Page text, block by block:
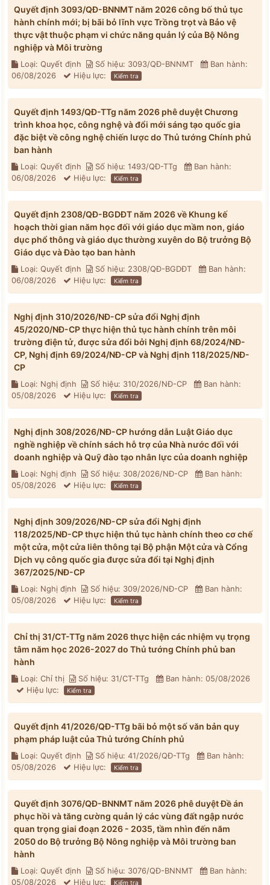
Quyết định 3093/QĐ-BNNMT năm 2026 công bố thủ tục
hành chính mới; bị bãi bỏ lĩnh vực Trồng trọt và Bảo vệ
thực vật thuộc phạm vi chức năng quản lý của Bộ Nông
nghiệp và Môi trường
Loại: Quyết định Số hiệu: 3093/QĐ-BNNMT
Ban hành:
06/08/2026
Hiệu lực: Kiểm tra
Quyết định 1493/QĐ-TTg năm 2026 phê duyệt Chương
trình khoa học, công nghệ và đổi mới sáng tạo quốc gia
đặc biệt về công nghệ chiến lược do Thủ tướng Chính phủ
ban hành
Loại: Quyết định Số hiệu: 1493/QĐ-TTg
Ban hành:
06/08/2026
Hiệu lực: Kiểm tra
Quyết định 2308/QĐ-BGDĐT năm 2026 về Khung kế
hoạch thời gian năm học đối với giáo dục mầm non, giáo
dục phổ thông và giáo dục thường xuyên do Bộ trưởng Bộ
Giáo dục và Đào tạo ban hành
Loại: Quyết định Số hiệu: 2308/QĐ-BGDĐT
Ban hành:
06/08/2026
Hiệu lực: Kiểm tra
Nghị định 310/2026/NĐ-CP sửa đổi Nghị định
45/2020/NĐ-CP thực hiện thủ tục hành chính trên môi
trường điện tử, được sửa đổi bởi Nghị định 68/2024/NĐ-
CP, Nghị định 69/2024/NĐ-CP và Nghị định 118/2025/NĐ-
CP
Loại: Nghị định Số hiệu: 310/2026/NĐ-CP
Ban hành:
05/08/2026
Hiệu lực: Kiểm tra
Nghị định 308/2026/NĐ-CP hướng dẫn Luật Giáo dục
nghề nghiệp về chính sách hỗ trợ của Nhà nước đối với
doanh nghiệp và Quỹ đào tạo nhân lực của doanh nghiệp
Loại: Nghị định Số hiệu: 308/2026/NĐ-CP
Ban hành:
05/08/2026
Hiệu lực: Kiểm tra
Nghị định 309/2026/NĐ-CP sửa đổi Nghị định
118/2025/NĐ-CP thực hiện thủ tục hành chính theo cơ chế
một cửa, một cửa liên thông tại Bộ phận Một cửa và Cổng
Dịch vụ công quốc gia được sửa đổi tại Nghị định
367/2025/NĐ-CP
Loại: Nghị định Số hiệu: 309/2026/NĐ-CP
Ban hành:
05/08/2026
Hiệu lực: Kiểm tra
Chỉ thị 31/CT-TTg năm 2026 thực hiện các nhiệm vụ trọng
tâm năm học 2026-2027 do Thủ tướng Chính phủ ban
hành
Loại: Chỉ thị Số hiệu: 31/CT-TTg
Ban hành: 05/08/2026
Hiệu lực:
Kiểm tra
Quyết định 41/2026/QĐ-TTg bãi bỏ một số văn bản quy
phạm pháp luật của Thủ tướng Chính phủ
Loại: Quyết định Số hiệu: 41/2026/QĐ-TTg
Ban hành:
05/08/2026
Hiệu lực: Kiểm tra
Quyết định 3076/QĐ-BNNMT năm 2026 phê duyệt Đề án
phục hồi và tăng cường quản lý các vùng đất ngập nước
quan trọng giai đoạn 2026 - 2035, tầm nhìn đến năm
2050 do Bộ trưởng Bộ Nông nghiệp và Môi trường ban
hành
Loại: Quyết định Số hiệu: 3076/QĐ-BNNMT
Ban hành:
05/08/2026
Hiệu lực: Kiểm tra